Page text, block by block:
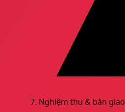
Nghiệm thu & bàn giao